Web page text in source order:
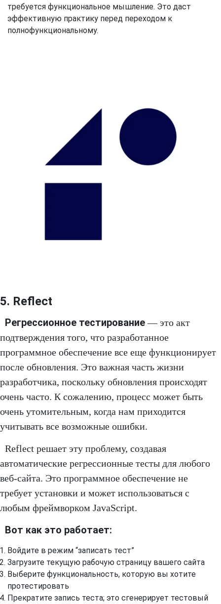
требуется функциональное мышление. Это даст
эффективную практику перед переходом к
полнофункциональному.
5. Reflect
Регрессионное тестирование— это акт
подтверждения того, что разработанное
программное обеспечение все еще функционирует
после обновления. Это важная часть жизни
разработчика, поскольку обновления происходят
очень часто. К сожалению, процесс может быть
очень утомительным, когда нам приходится
учитывать все возможные ошибки.
Reflect решает эту проблему, создавая
автоматические регрессионные тесты для любого
веб-сайта. Это программное обеспечение не
требует установки и может использоваться с
любым фреймворком JavaScript.
Вот как это работает:
Войдите в режим “записать тест”
Загрузите текущую рабочую страницу вашего сайта
Выберите функциональность, которую вы хотите
протестировать
Прекратите запись теста; это сгенерирует тестовый